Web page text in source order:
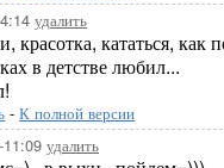
удалить
красотка, кататься, как
в детстве любил...
- К полной версии
удалить